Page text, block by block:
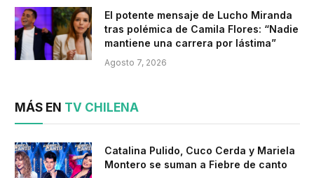
El potente mensaje de Lucho Miranda
tras polémica de Camila Flores: “Nadie
mantiene una carrera por lástima”
Agosto 7, 2026
MÁS EN TV CHILENA
Catalina Pulido, Cuco Cerda y Mariela
Montero se suman a Fiebre de canto